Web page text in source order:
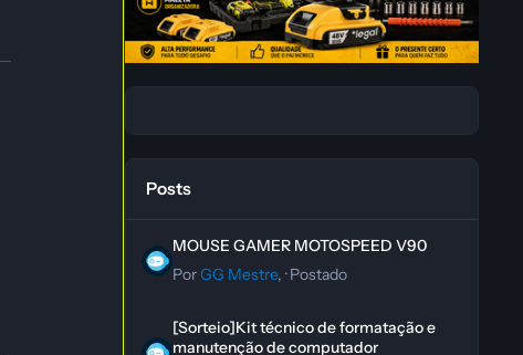
Posts
MOUSE GAMER MOTOSPEED V90
PorGG Mestre, ·Postado
[Sorteio]Kit técnico de formatação e
manutenção de computador